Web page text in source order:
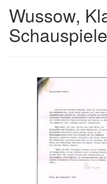
Wussow,